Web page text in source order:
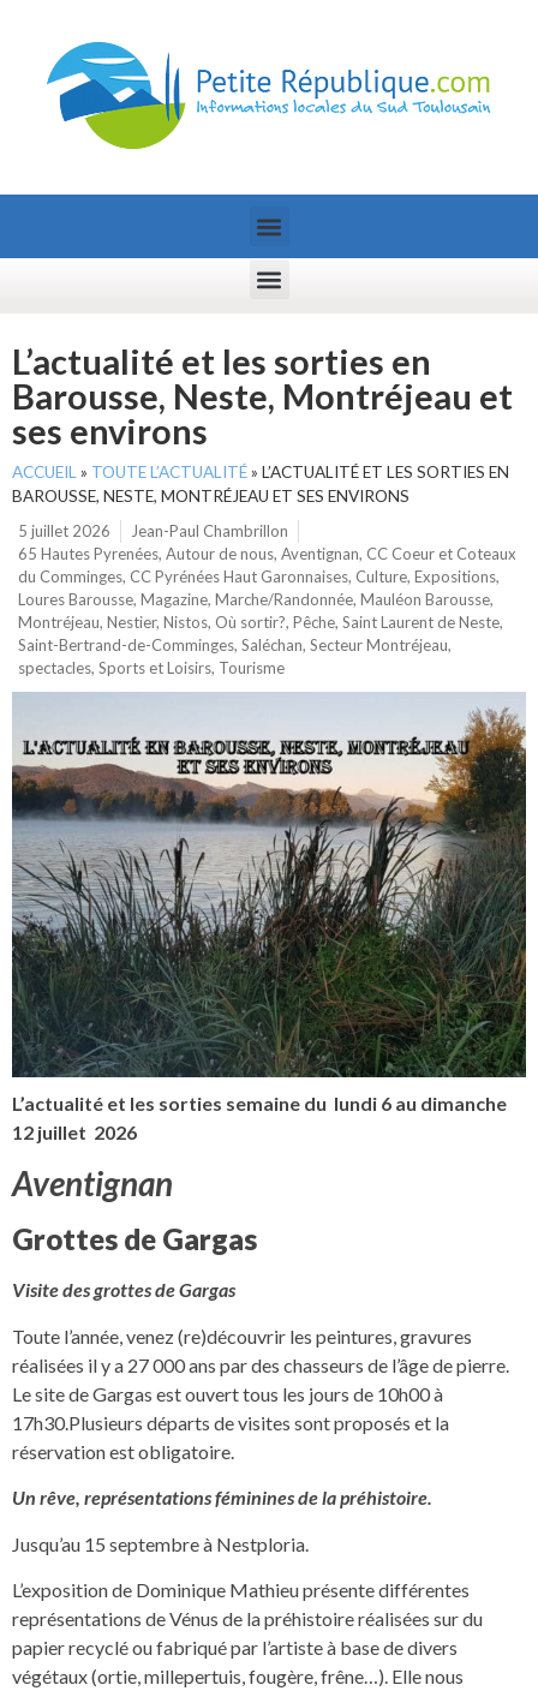
L’actualité et les sorties en
Barousse, Neste, Montréjeau et
ses environs
ACCUEIL » TOUTE L’ACTUALITÉ» L’ACTUALITÉ ET LES SORTIES EN
BAROUSSE, NESTE, MONTRÉJEAU ET SES ENVIRONS
5 juillet 2026
Jean-Paul Chambrillon
65 Hautes Pyrenées, Autour de nous, Aventignan, CC Coeur et Coteaux
du Comminges, CC Pyrénées Haut Garonnaises, Culture, Expositions,
Loures Barousse, Magazine, Marche/Randonnée, Mauléon Barousse,
Montréjeau, Nestier, Nistos, Où sortir?, Pêche, Saint Laurent de Neste,
Saint-Bertrand-de-Comminges, Saléchan, Secteur Montréjeau,
spectacles, Sports et Loisirs, Tourisme
L’actualité et les sorties semaine du lundi 6 au dimanche
12 juillet 2026
Aventignan
Grottes de Gargas
Visite des grottes de Gargas
Toute l’année, venez (re)découvrir les peintures, gravures
réalisées il y a 27 000 ans par des chasseurs de l’âge de pierre.
Le site de Gargas est ouvert tous les jours de 10h00 à
17h30.Plusieurs départs de visites sont proposés et la
réservation est obligatoire.
Un rêve, représentations féminines de la préhistoire.
Jusqu’au 15 septembre à Nestploria.
L’exposition de Dominique Mathieu présente différentes
représentations de Vénus de la préhistoire réalisées sur du
papier recyclé ou fabriqué par l’artiste à base de divers
végétaux (ortie, millepertuis, fougère, frêne…). Elle nous